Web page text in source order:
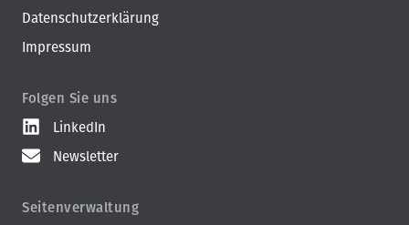
Datenschutzerklärung
Impressum
Folgen Sie uns
LinkedIn
Newsletter
Seitenverwaltung